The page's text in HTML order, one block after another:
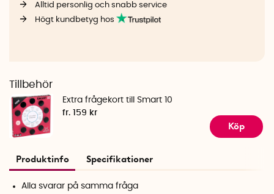
Alltid personlig och snabb service
Högt kundbetyg hos
Tillbehör
Extra frågekort till Smart 10
fr. 159 kr
Köp
Produktinfo Specifikationer
Alla svarar på samma fråga